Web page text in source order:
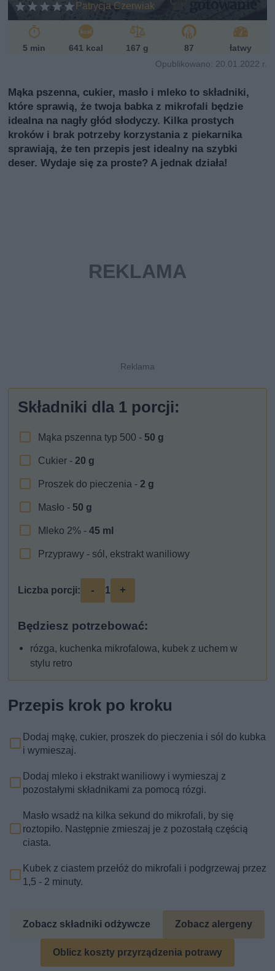
Patrycja Czerwiak
i
5 min 641 kcal 167 g 87
łatwy
Opublikowano: 20.01.2022 r.
Mąka pszenna, cukier, masło i mleko to składniki,
które sprawią, że twoja babka z mikrofali będzie
idealna na nagły głód słodyczy. Kilka prostych
kroków i brak potrzeby korzystania z piekarnika
sprawiają, że ten przepis jest idealny na szybki
deser. Wydaje się za proste? A jednak działa!
Składniki dla 1 porcji:
Mąka pszenna typ 500 - 50 g
Cukier -20 g
Proszek do pieczenia -2 g
Masło - 50 g
Mleko 2% -45 ml
Przyprawy - sól, ekstrakt waniliowy
Liczba porcji: - 1 +
Będziesz potrzebować:
rózga, kuchenka mikrofalowa, kubek z uchem w
stylu retro
Przepis krok po kroku
Dodaj mąkę, cukier, proszek do pieczenia i sól do kubka
i wymieszaj.
Dodaj mleko i ekstrakt waniliowy i wymieszaj z
pozostałymi składnikami za pomocą rózgi.
Masło wsadź na kilka sekund do mikrofali, by się
roztopiło. Następnie zmieszaj je z pozostałą częścią
ciasta.
Kubek z ciastem przełóż do mikrofali i podgrzewaj przez
1,5 - 2 minuty.
Zobacz składniki odżywcze Zobacz alergeny
Oblicz koszty przyrządzenia potrawy